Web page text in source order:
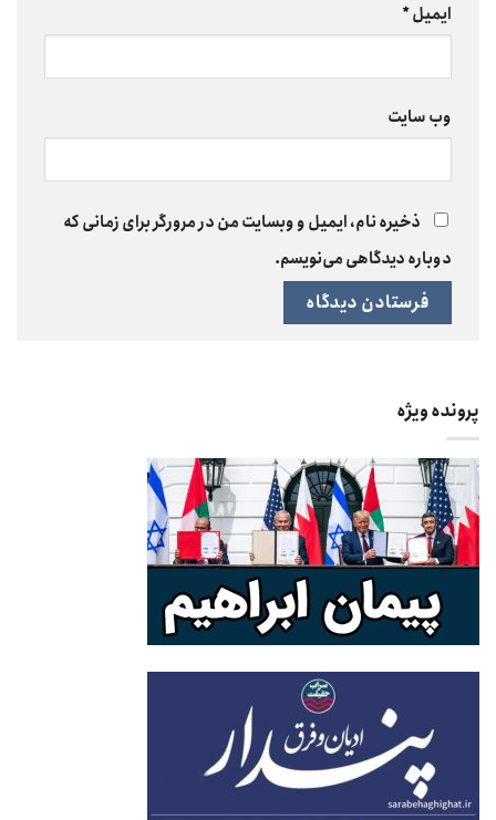
ایمیل*
وب‌ سایت
ذخیره نام، ایمیل و وبسایت من در مرورگر برای زمانی که
دوباره دیدگاهی می‌نویسم.
پرونده ویژه